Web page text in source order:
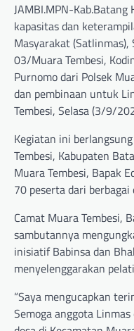
JAMBI.MPN-
kapasitas dan
Masyarakat
03/Muara Tembesi,
Purnomo dari Polsek
dan pembinaan untuk
Tembesi, Selasa (3/9/
Kegiatan ini
Tembesi, Kabupaten
Muara Tembesi, Bapak
70 peserta dari
Camat Muara Tembesi,
sambutannya
inisiatif Babinsa dan
menyelenggarakan
“Saya mengucapkan
Semoga anggota